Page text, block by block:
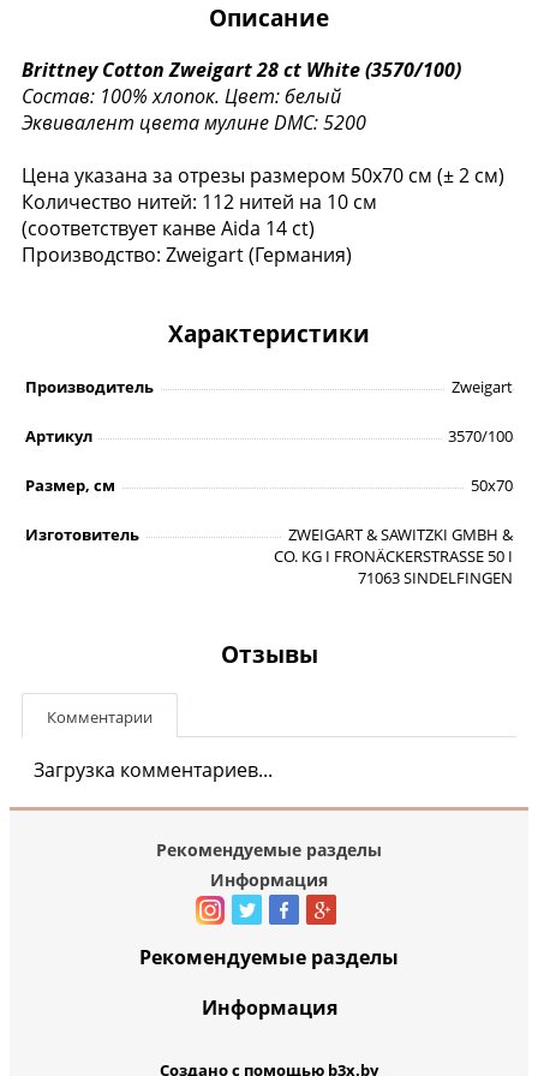
Описание
Brittney Cotton Zweigart 28 ct White (3570/100)
Состав: 100% хлопок. Цвет: белый
Эквивалент цвета мулине DMC: 5200
Цена указана за отрезы размером 50х70 см (± 2 см)
Количество нитей: 112 нитей на 10 см
(соответствует канве Aida 14 ct)
Производство: Zweigart (Германия)
Характеристики
Производитель Zweigart
Артикул 3570/100
Размер, см 50х70
Изготовитель
ZWEIGART & SAWITZKI GMBH &
CO. KG I FRONÄCKERSTRASSE 50 I
71063 SINDELFINGEN
Отзывы
Комментарии
Загрузка комментариев...
Рекомендуемые разделы
Информация
Рекомендуемые разделы
Информация
Создано с помощью b3x.by